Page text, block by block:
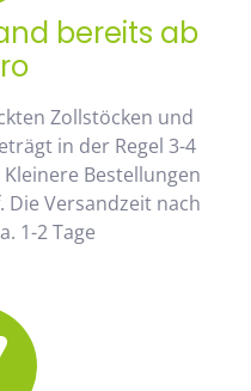
bereits ab
Zollstöcken und
in der Regel 3-4
Bestellungen
Versandzeit nach
1-2 Tage